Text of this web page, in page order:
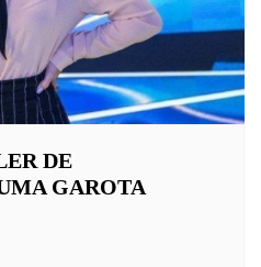
DE
GAROTA